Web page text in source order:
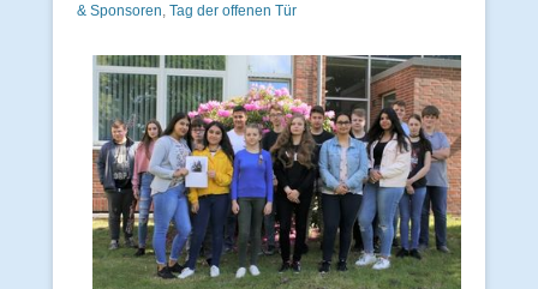
& Sponsoren, Tag der offenen Tür